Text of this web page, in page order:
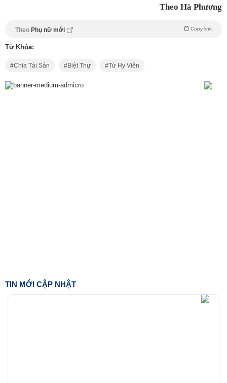
Theo Hà Phương
Theo Phụ nữ mới Copy link
Từ Khóa:
Chia Tài Sản Biệt Thự Từ Hy Viên
TIN MỚI CẬP NHẬT